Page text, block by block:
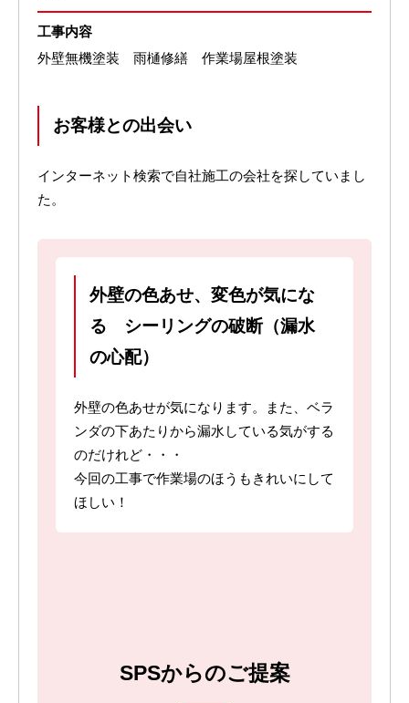
工事内容
外壁無機塗装 雨樋修繕 作業場屋根塗装
お客様との出会い
インターネット検索で自社施工の会社を探していまし
た。
外壁の色あせ、変色が気にな
る シーリングの破断（漏水
の心配）
外壁の色あせが気になります。また、ベラ
ンダの下あたりから漏水している気がする
のだけれど・・・
今回の工事で作業場のほうもきれいにして
ほしい！
SPSからのご提案